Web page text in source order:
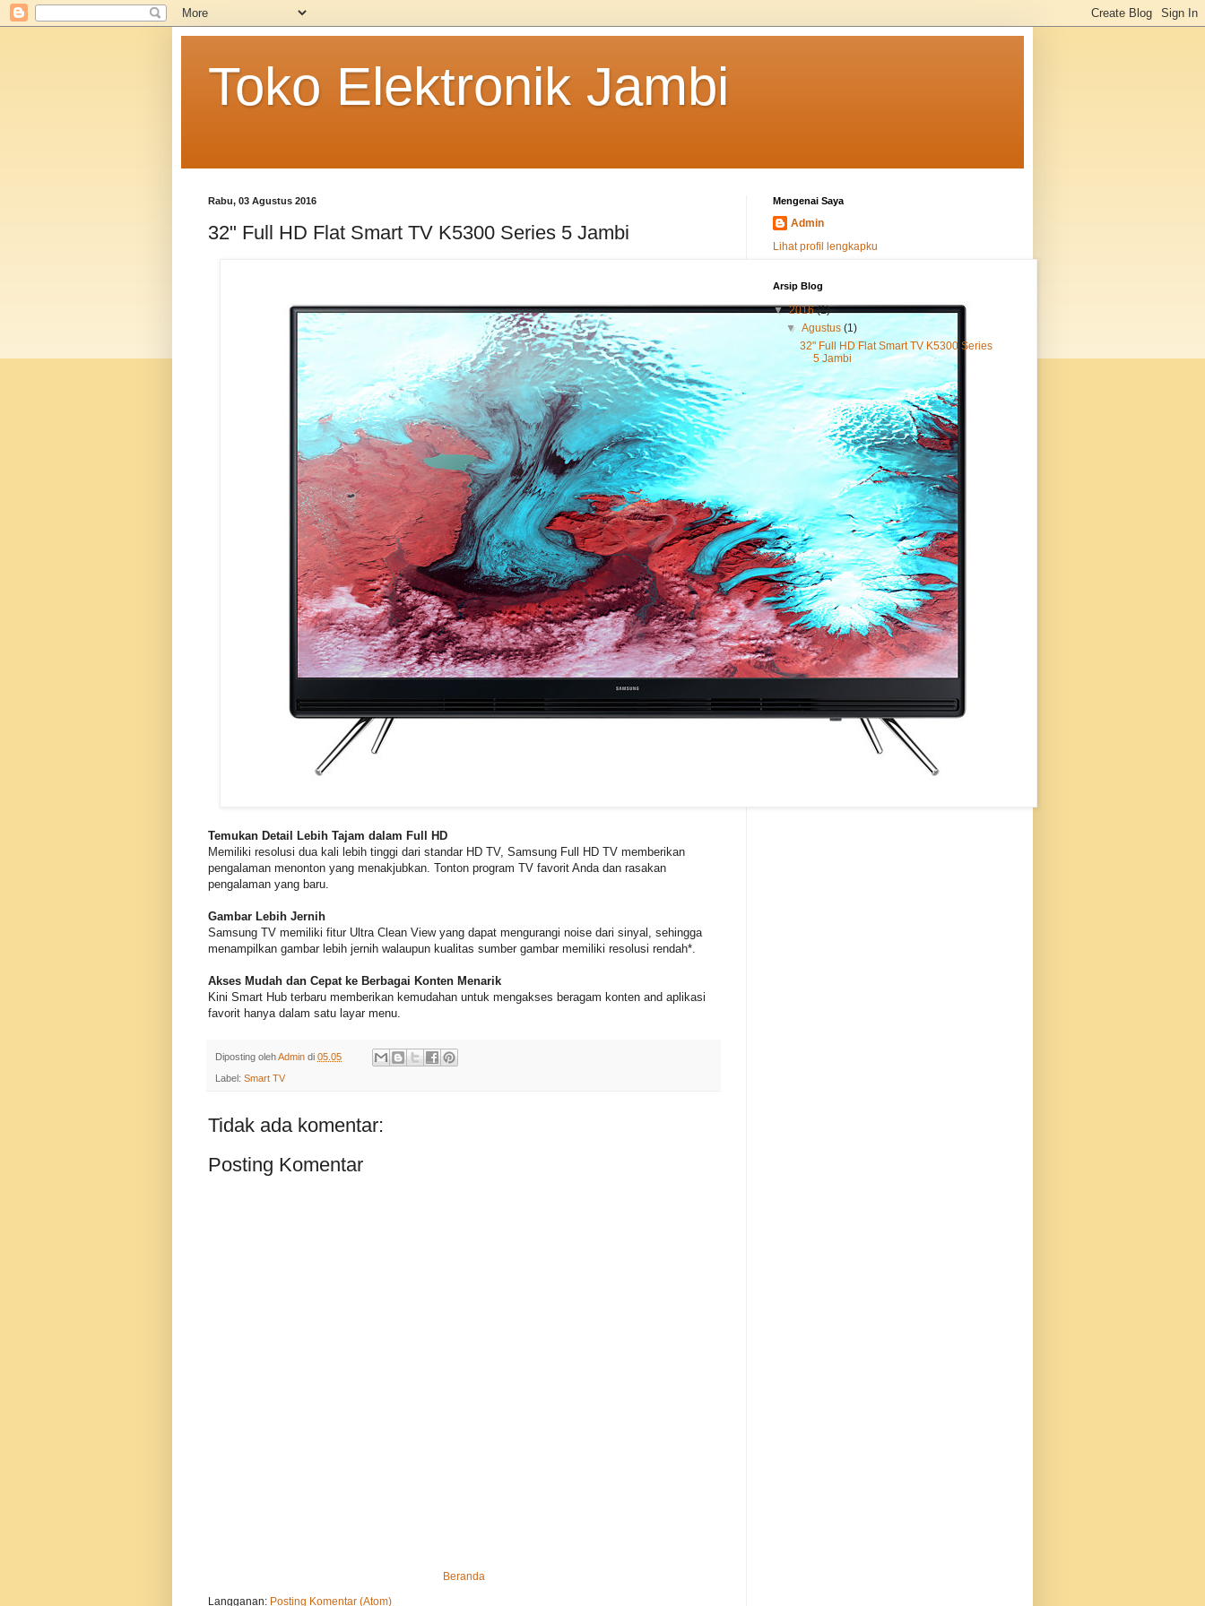
Toko Elektronik Jambi
Rabu, 03 Agustus 2016
32" Full HD Flat Smart TV K5300 Series 5 Jambi
Temukan Detail Lebih Tajam dalam Full HD
Memiliki resolusi dua kali lebih tinggi dari standar HD TV, Samsung Full HD TV memberikan
pengalaman menonton yang menakjubkan. Tonton program TV favorit Anda dan rasakan
pengalaman yang baru.
Gambar Lebih Jernih
Samsung TV memiliki fitur Ultra Clean View yang dapat mengurangi noise dari sinyal, sehingga
menampilkan gambar lebih jernih walaupun kualitas sumber gambar memiliki resolusi rendah*.
Akses Mudah dan Cepat ke Berbagai Konten Menarik
Kini Smart Hub terbaru memberikan kemudahan untuk mengakses beragam konten and aplikasi
favorit hanya dalam satu layar menu.
Diposting olehAdmin di 05.05
Label: Smart TV
Tidak ada komentar:
Posting Komentar
Beranda
Langganan: Posting Komentar (Atom)
Mengenai Saya
Admin
Lihat profil lengkapku
Arsip Blog
▼2016(1)
▼Agustus(1)
32" Full HD Flat Smart TV K5300 Series
5 Jambi